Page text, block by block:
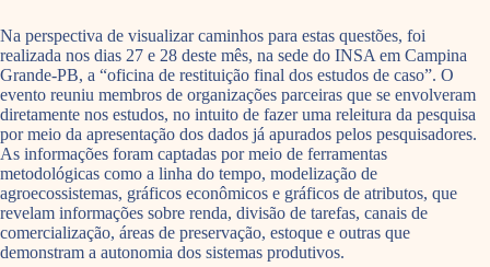
Na perspectiva de visualizar caminhos para estas questões, foi
realizada nos dias 27 e 28 deste mês, na sede do INSA em Campina
Grande-PB, a “oficina de restituição final dos estudos de caso”. O
evento reuniu membros de organizações parceiras que se envolveram
diretamente nos estudos, no intuito de fazer uma releitura da pesquisa
por meio da apresentação dos dados já apurados pelos pesquisadores.
As informações foram captadas por meio de ferramentas
metodológicas como a linha do tempo, modelização de
agroecossistemas, gráficos econômicos e gráficos de atributos, que
revelam informações sobre renda, divisão de tarefas, canais de
comercialização, áreas de preservação, estoque e outras que
demonstram a autonomia dos sistemas produtivos.